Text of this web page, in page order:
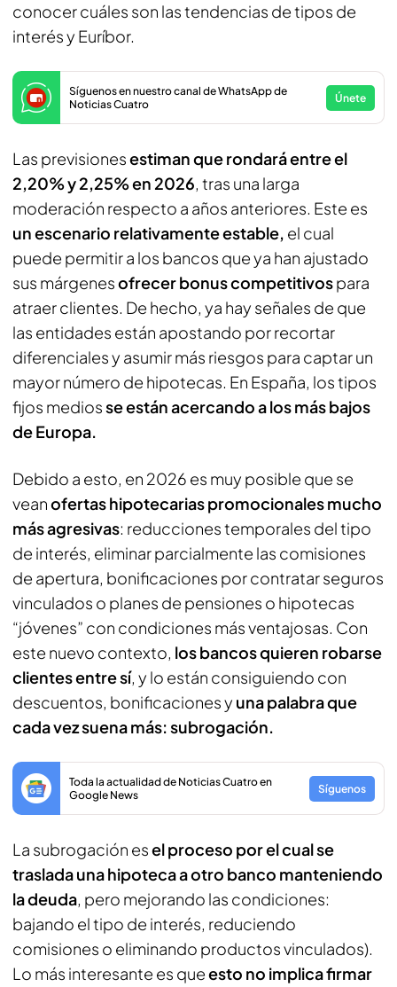
conocer cuáles son las tendencias de tipos de
interés y Euríbor.
Síguenos en nuestro canal de WhatsApp de
Noticias Cuatro
Únete
Las previsionesestiman que rondará entre el
2,20% y 2,25% en 2026, tras una larga
moderación respecto a años anteriores. Este es
un escenario relativamente estable, el cual
puede permitir a los bancos que ya han ajustado
sus márgenesofrecer bonus competitivospara
atraer clientes. De hecho, ya hay señales de que
las entidades están apostando por recortar
diferenciales y asumir más riesgos para captar un
mayor número de hipotecas. En España, los tipos
fijos mediosse están acercando a los más bajos
de Europa.
Debido a esto, en 2026 es muy posible que se
veanofertas hipotecarias promocionales mucho
más agresivas: reducciones temporales del tipo
de interés, eliminar parcialmente las comisiones
de apertura, bonificaciones por contratar seguros
vinculados o planes de pensiones o hipotecas
“jóvenes” con condiciones más ventajosas. Con
este nuevo contexto, los bancos quieren robarse
clientes entre sí, y lo están consiguiendo con
descuentos, bonificaciones y una palabra que
cada vez suena más: subrogación.
Toda la actualidad de Noticias Cuatro en
Google News
Síguenos
La subrogación esel proceso por el cual se
traslada una hipoteca a otro banco manteniendo
la deuda, pero mejorando las condiciones:
bajando el tipo de interés, reduciendo
comisiones o eliminando productos vinculados).
Lo más interesante es queesto no implica firmar